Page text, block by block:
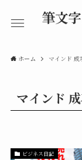
筆文
ホーム マインド 成
マインド
ビジネス日記